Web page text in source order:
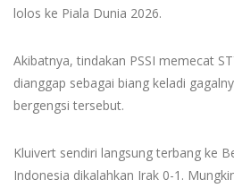
lolos ke Piala Dunia 2026.
Akibatnya, tindakan PSSI memecat
dianggap sebagai biang keladi
bergengsi tersebut.
Kluivert sendiri langsung terbang ke
Indonesia dikalahkan Irak 0-1.